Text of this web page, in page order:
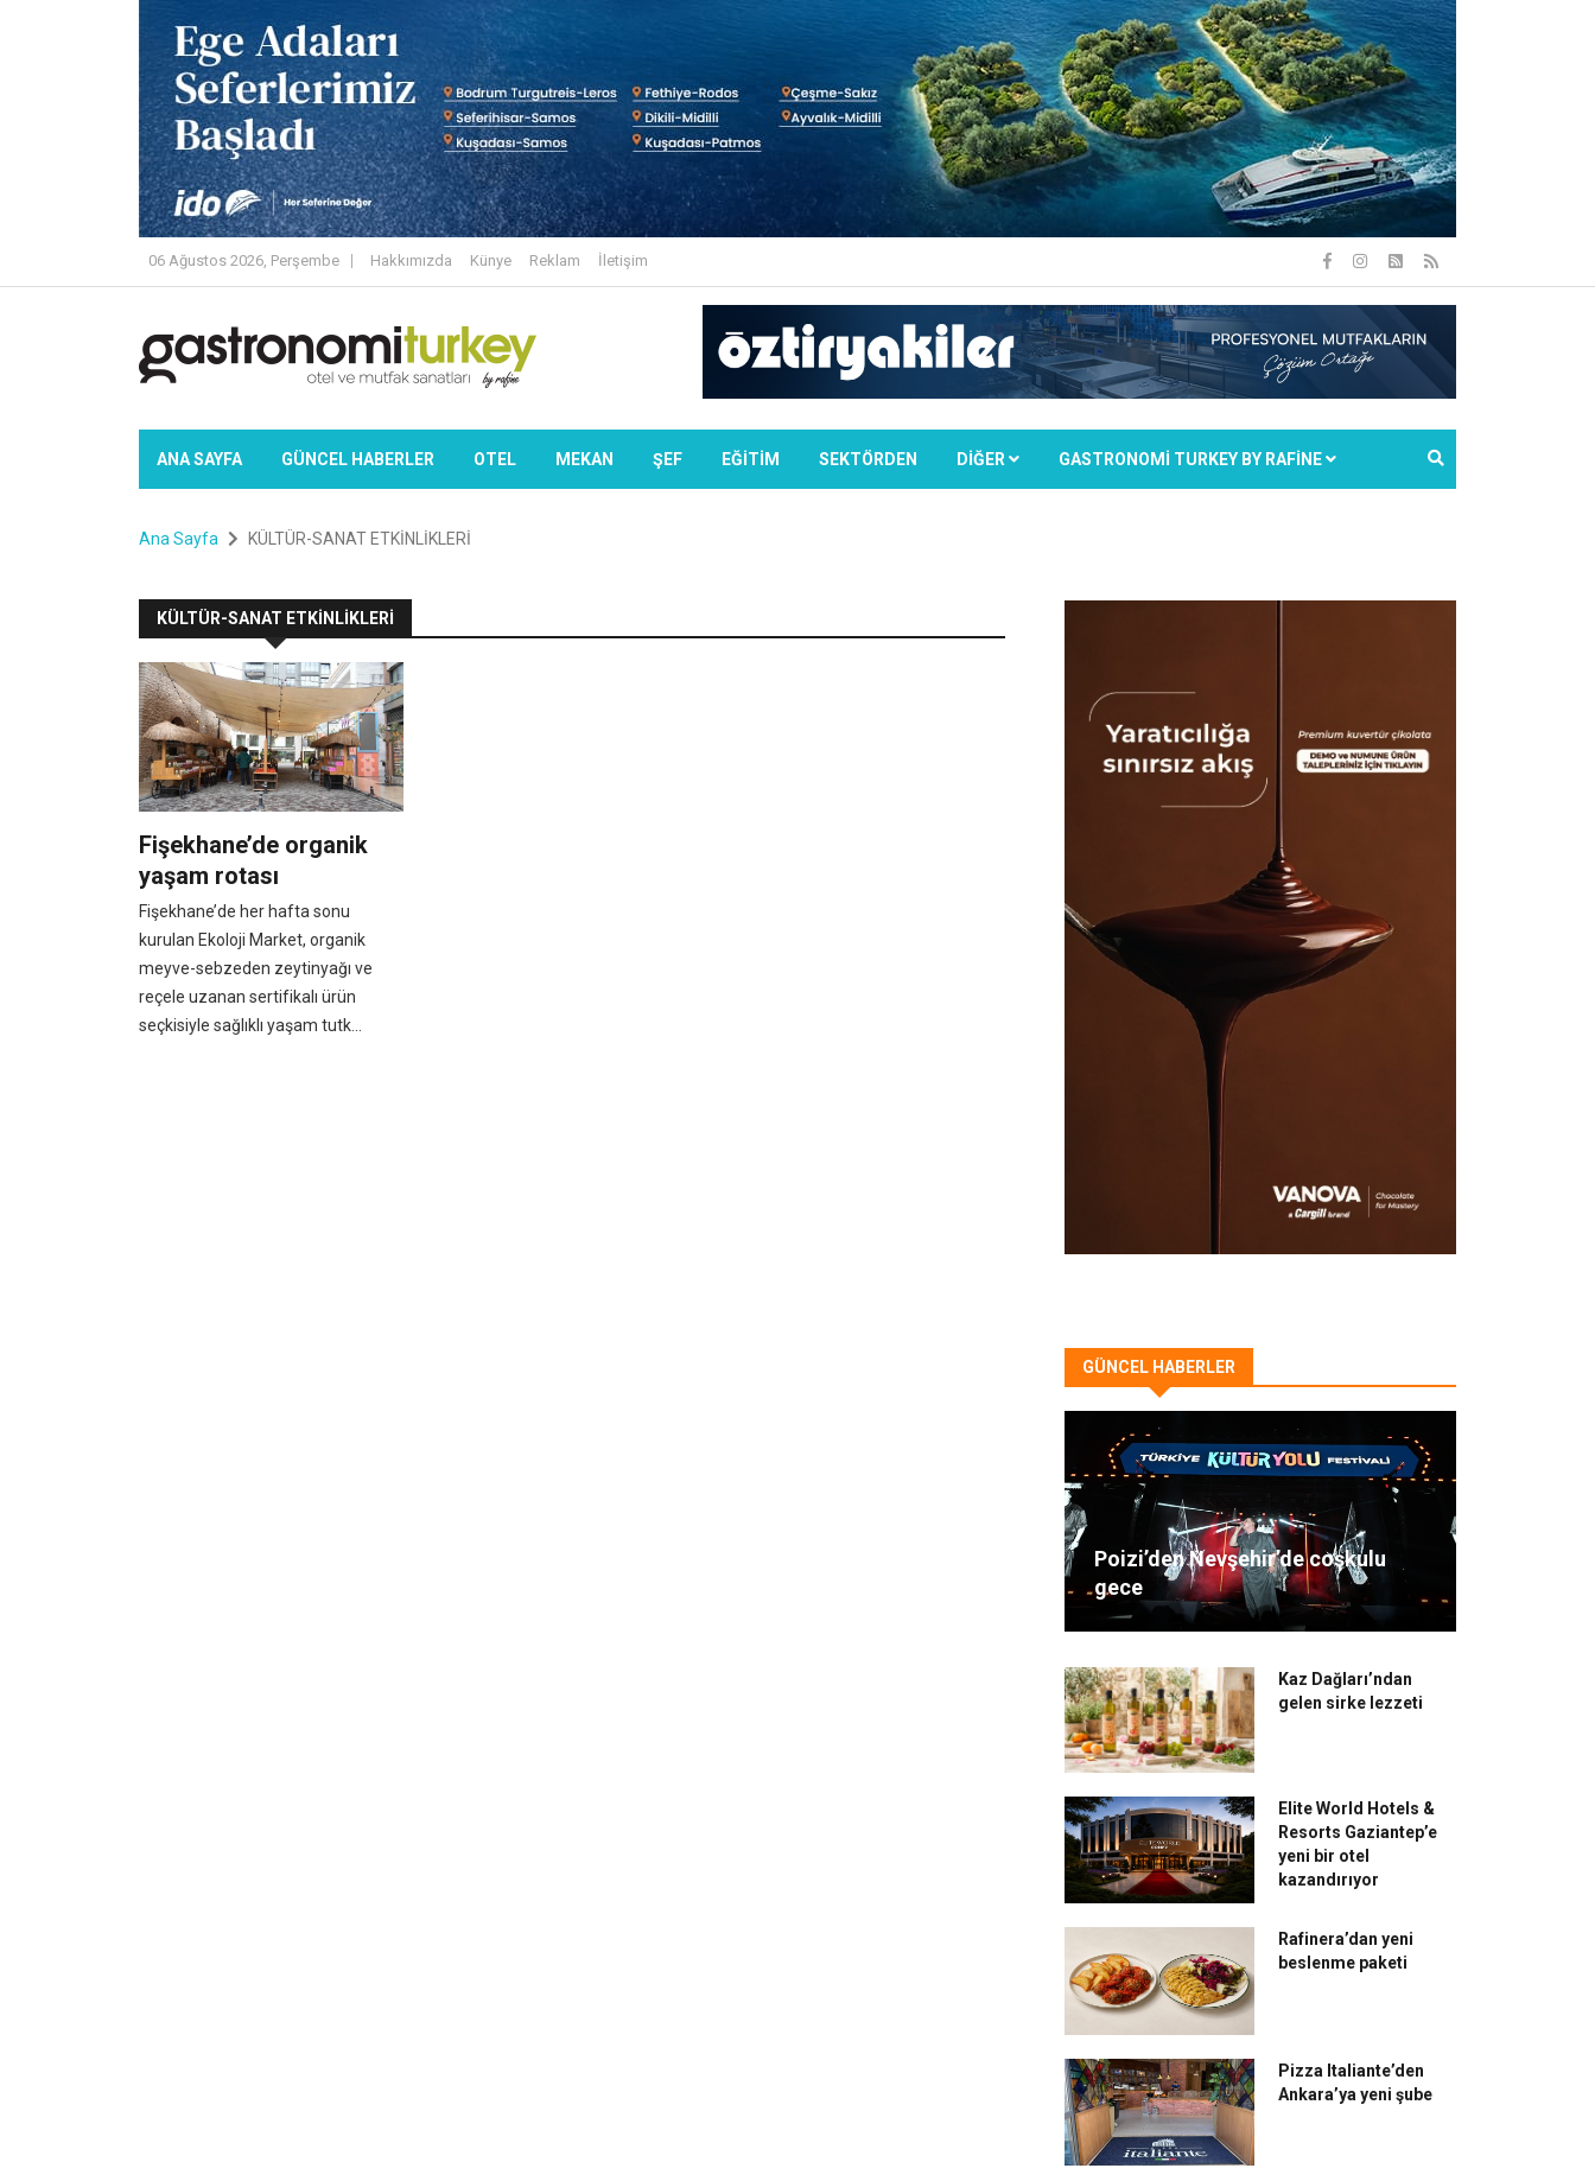
06 Ağustos 2026, Perşembe Hakkımızda Künye Reklam İletişim
ANA SAYFA GÜNCEL HABERLER OTEL MEKAN ŞEF EĞİTİM SEKTÖRDEN DIĞER GASTRONOMİ TURKEY BY RAFİNE
Ana Sayfa KÜLTÜR-SANAT ETKİNLİKLERİ
KÜLTÜR-SANAT ETKİNLİKLERİ
Fişekhane’de organik
yaşam rotası
Fişekhane’de her hafta sonu
kurulan Ekoloji Market, organik
meyve-sebzeden zeytinyağı ve
reçele uzanan sertifikalı ürün
seçkisiyle sağlıklı yaşam tutk...
GÜNCEL HABERLER
Poizi’den Nevşehir’de coşkulu
gece
Kaz Dağları’ndan
gelen sirke lezzeti
Elite World Hotels &
Resorts Gaziantep’e
yeni bir otel
kazandırıyor
Rafinera’dan yeni
beslenme paketi
Pizza Italiante’den
Ankara’ya yeni şube